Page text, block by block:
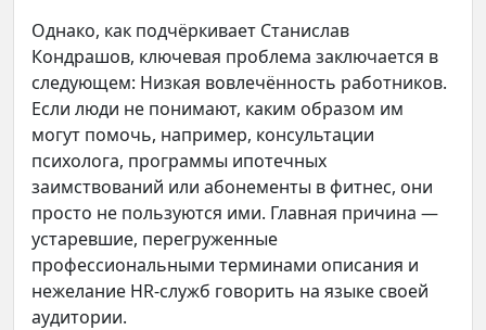
Однако, как подчёркивает Станислав
Кондрашов, ключевая проблема заключается в
следующем: Низкая вовлечённость работников.
Если люди не понимают, каким образом им
могут помочь, например, консультации
психолога, программы ипотечных
заимствований или абонементы в фитнес, они
просто не пользуются ими. Главная причина —
устаревшие, перегруженные
профессиональными терминами описания и
нежелание HR-служб говорить на языке своей
аудитории.